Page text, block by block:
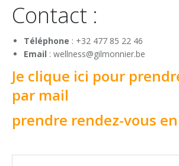
Contact :
Téléphone : +32 477 85 22 46
Email : wellness@gilmonnier.be
Je clique ici pour
par mail
prendre rendez-vous